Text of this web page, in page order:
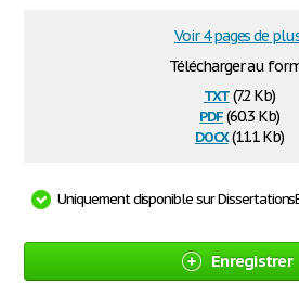
Télécharger au
txt(7.2 Kb)
pdf(60.3 Kb)
docx(11.1 Kb)
Voir 4 pages de
Uniquement disponible sur
Enregistrer